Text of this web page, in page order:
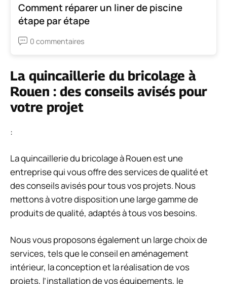
Comment réparer un liner de piscine
étape par étape
0 commentaires
La quincaillerie du bricolage à
Rouen : des conseils avisés pour
votre projet
:
La quincaillerie du bricolage à Rouen est une
entreprise qui vous offre des services de qualité et
des conseils avisés pour tous vos projets. Nous
mettons à votre disposition une large gamme de
produits de qualité, adaptés à tous vos besoins.
Nous vous proposons également un large choix de
services, tels que le conseil en aménagement
intérieur, la conception et la réalisation de vos
projets, l’installation de vos équipements, le